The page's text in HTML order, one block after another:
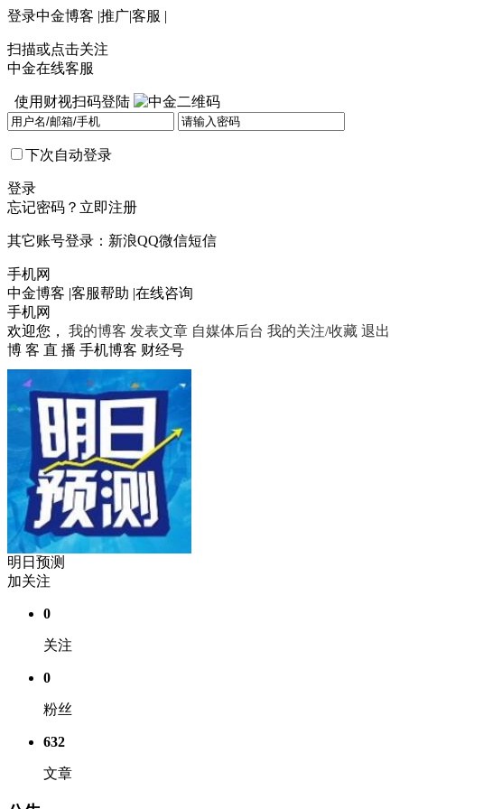
登录中金博客 |推广|客服 |
扫描或点击关注
中金在线客服
使用财视扫码登陆
下次自动登录
登录
忘记密码？ 立即注册
其它账号登录： 新浪QQ微信短信
手机网
中金博客 |客服帮助 |在线咨询
手机网
欢迎您，
我的博客 发表文章 自媒体后台 我的关注/收藏 退出
博 客 直 播 手机博客 财经号
明日预测
加关注
0
关注
0
粉丝
632
文章